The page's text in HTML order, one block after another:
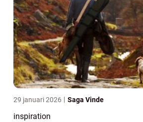
29 januari 2026 Saga Vinde
inspiration